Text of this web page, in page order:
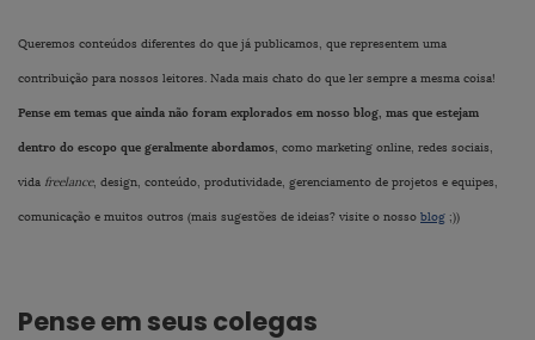
Queremos conteúdos diferentes do que já publicamos, que representem uma
contribuição para nossos leitores. Nada mais chato do que ler sempre a mesma coisa!
Pense em temas que ainda não foram explorados em nosso blog, mas que estejam
dentro do escopo que geralmente abordamos, como marketing online, redes sociais,
vida freelance, design, conteúdo, produtividade, gerenciamento de projetos e equipes,
comunicação e muitos outros (mais sugestões de ideias? visite o nosso blog ;))
Pense em seus colegas